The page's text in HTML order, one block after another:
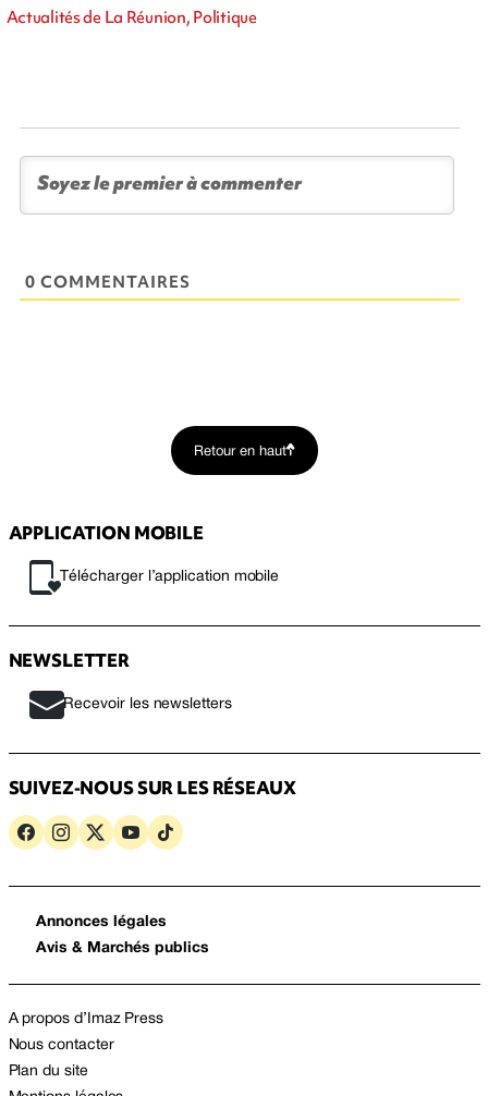
Actualités de La Réunion, Politique
0 COMMENTAIRES
Retour en haut
APPLICATION MOBILE
Télécharger l’application mobile
NEWSLETTER
Recevoir les newsletters
SUIVEZ-NOUS SUR LES RÉSEAUX
Annonces légales
Avis & Marchés publics
A propos d’Imaz Press
Nous contacter
Plan du site